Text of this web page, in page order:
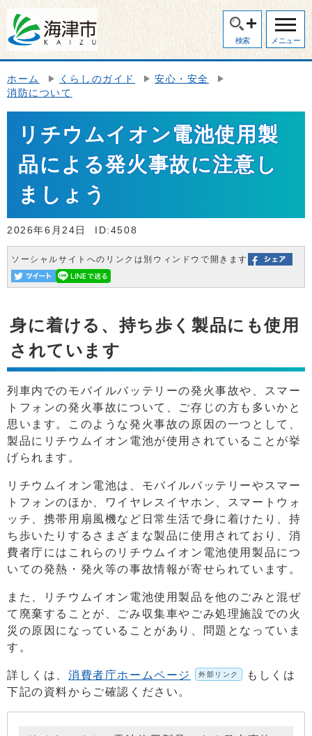
検索 メニュー
ホーム くらしのガイド
安心・安全
消防について
リチウムイオン電池使用製
品による発火事故に注意し
ましょう
2026年6月24日 ID:4508
ソーシャルサイトへのリンクは別ウィンドウで開きます
身に着ける、持ち歩く製品にも使用
されています
列車内でのモバイルバッテリーの発火事故や、スマー
トフォンの発火事故について、ご存じの方も多いかと
思います。このような発火事故の原因の一つとして、
製品にリチウムイオン電池が使用されていることが挙
げられます。
リチウムイオン電池は、モバイルバッテリーやスマー
トフォンのほか、ワイヤレスイヤホン、スマートウォ
ッチ、携帯用扇風機など日常生活で身に着けたり、持
ち歩いたりするさまざまな製品に使用されており、消
費者庁にはこれらのリチウムイオン電池使用製品につ
いての発熱・発火等の事故情報が寄せられています。
また、リチウムイオン電池使用製品を他のごみと混ぜ
て廃棄することが、ごみ収集車やごみ処理施設での火
災の原因になっていることがあり、問題となっていま
す。
詳しくは、 消費者庁ホームページ 外部リンク
もしくは
下記の資料からご確認ください。